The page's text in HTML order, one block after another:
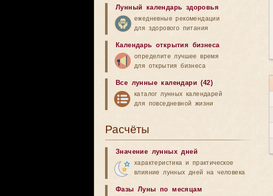
Лунный календарь здоровья
ежедневные рекомендации
для здорового питания
Календарь открытия бизнеса
определите лучшее время
для открытия бизнеса
Все лунные календари (42)
каталог лунных календарей
для повседневной жизни
Расчёты
Значение лунных дней
характеристика и практическое
влияние лунных дней на человека
Фазы Луны по месяцам